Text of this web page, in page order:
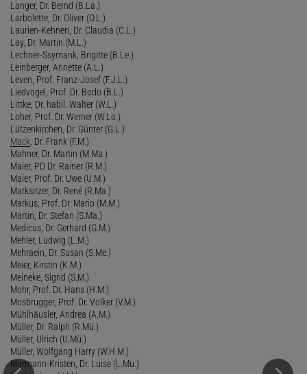
Langer, Dr. Bernd (B.La.)
Larbolette, Dr. Oliver (O.L.)
Laurien-Kehnen, Dr. Claudia (C.L.)
Lay, Dr. Martin (M.L.)
Lechner-Ssymank, Brigitte (B.Le.)
Leinberger, Annette (A.L.)
Leven, Prof. Franz-Josef (F.J.L.)
Liedvogel, Prof. Dr. Bodo (B.L.)
Littke, Dr. habil. Walter (W.L.)
Loher, Prof. Dr. Werner (W.Lo.)
Lützenkirchen, Dr. Günter (G.L.)
Mack , Dr. Frank (F.M.)
Mahner, Dr. Martin (M.Ma.)
Maier, PD Dr. Rainer (R.M.)
Maier, Prof. Dr. Uwe (U.M.)
Marksitzer, Dr. René (R.Ma.)
Markus, Prof. Dr. Mario (M.M.)
Martin, Dr. Stefan (S.Ma.)
Medicus, Dr. Gerhard (G.M.)
Mehler, Ludwig (L.M.)
Mehraein, Dr. Susan (S.Me.)
Meier, Kirstin (K.M.)
Meineke, Sigrid (S.M.)
Mohr, Prof. Dr. Hans (H.M.)
Mosbrugger, Prof. Dr. Volker (V.M.)
Mühlhäusler, Andrea (A.M.)
Müller, Dr. Ralph (R.Mü.)
Müller, Ulrich (U.Mü.)
Müller, Wolfgang Harry (W.H.M.)
Murmann-Kristen, Dr. Luise (L.Mu.)